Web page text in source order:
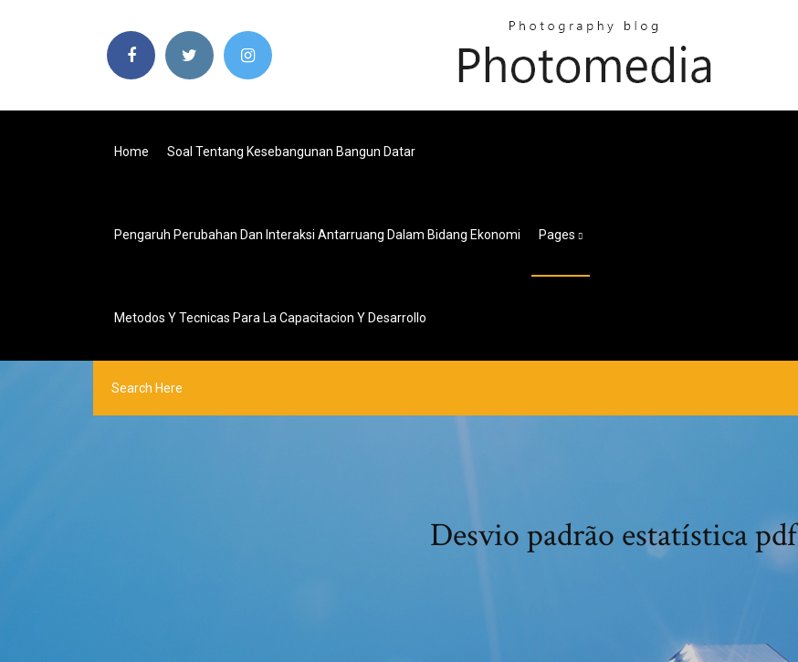
Home Soal Tentang Kesebangunan Bangun Datar
Pengaruh Perubahan Dan Interaksi Antarruang Dalam Bidang Ekonomi Pages
Metodos Y Tecnicas Para La Capacitacion Y Desarrollo
Desvio padrão estatística pdf